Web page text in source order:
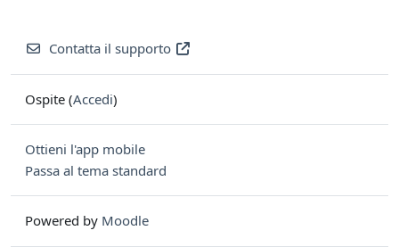
Contatta il supporto
Ospite (Accedi)
Ottieni l'app mobile
Passa al tema standard
Powered by Moodle